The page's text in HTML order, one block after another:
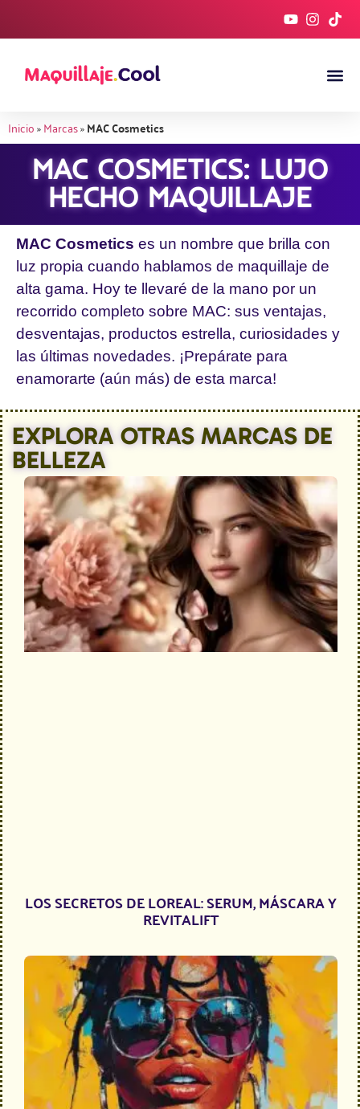
Inicio»Marcas»MAC Cosmetics
MAC COSMETICS: LUJO
HECHO MAQUILLAJE
MAC Cosmetics es un nombre que brilla con
luz propia cuando hablamos de maquillaje de
alta gama. Hoy te llevaré de la mano por un
recorrido completo sobre MAC: sus ventajas,
desventajas, productos estrella, curiosidades y
las últimas novedades. ¡Prepárate para
enamorarte (aún más) de esta marca!
EXPLORA OTRAS MARCAS DE
BELLEZA
LOS SECRETOS DE LOREAL: SERUM, MÁSCARA Y
REVITALIFT